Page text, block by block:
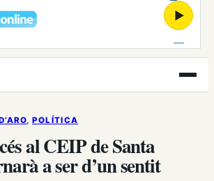
▶
Obre
el
, POLÍTICA
al CEIP de Santa
a ser d’un sentit